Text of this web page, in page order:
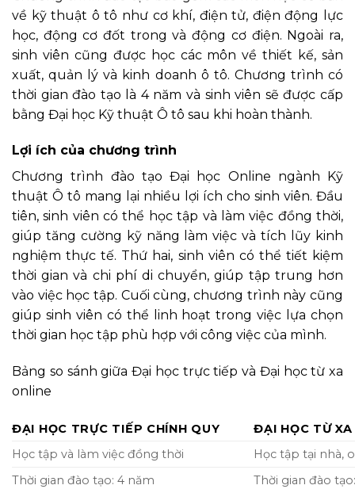
về kỹ thuật ô tô như cơ khí, điện tử, điện động lực
học, động cơ đốt trong và động cơ điện. Ngoài ra,
sinh viên cũng được học các môn về thiết kế, sản
xuất, quản lý và kinh doanh ô tô. Chương trình có
thời gian đào tạo là 4 năm và sinh viên sẽ được cấp
bằng Đại học Kỹ thuật Ô tô sau khi hoàn thành.
Lợi ích của chương trình
Chương trình đào tạo Đại học Online ngành Kỹ
thuật Ô tô mang lại nhiều lợi ích cho sinh viên. Đầu
tiên, sinh viên có thể học tập và làm việc đồng thời,
giúp tăng cường kỹ năng làm việc và tích lũy kinh
nghiệm thực tế. Thứ hai, sinh viên có thể tiết kiệm
thời gian và chi phí di chuyển, giúp tập trung hơn
vào việc học tập. Cuối cùng, chương trình này cũng
giúp sinh viên có thể linh hoạt trong việc lựa chọn
thời gian học tập phù hợp với công việc của mình.
Bảng so sánh giữa Đại học trực tiếp và Đại học từ xa
online
ĐẠI HỌC TRỰC TIẾP CHÍNH QUY
ĐẠI HỌC TỪ XA
Học tập và làm việc đồng thời
Học tập tại nhà,
Thời gian đào tạo: 4 năm
Thời gian đào